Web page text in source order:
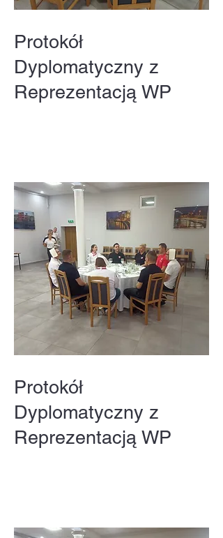
Protokół
Dyplomatyczny z
Reprezentacją WP
Protokół
Dyplomatyczny z
Reprezentacją WP